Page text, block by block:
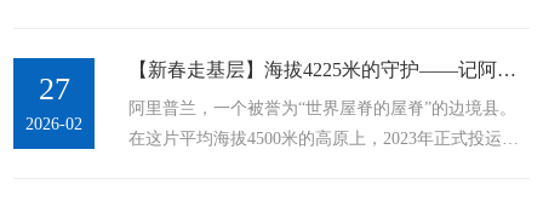
抢险保通作业。图为抢险保通作业现场。受降雪与大
风天气叠加影响，此次风吹雪灾害造成省道303线长达
27公里的路面积雪。险情发生后，噶尔养护段迅速调
27
2026-02
【新春走基层】海拔4225米的守护——记阿里普兰机场空管人的春节坚守
阿里普兰，一个被誉为“世界屋脊的屋脊”的边境县。
在这片平均海拔4500米的高原上，2023年正式投运的